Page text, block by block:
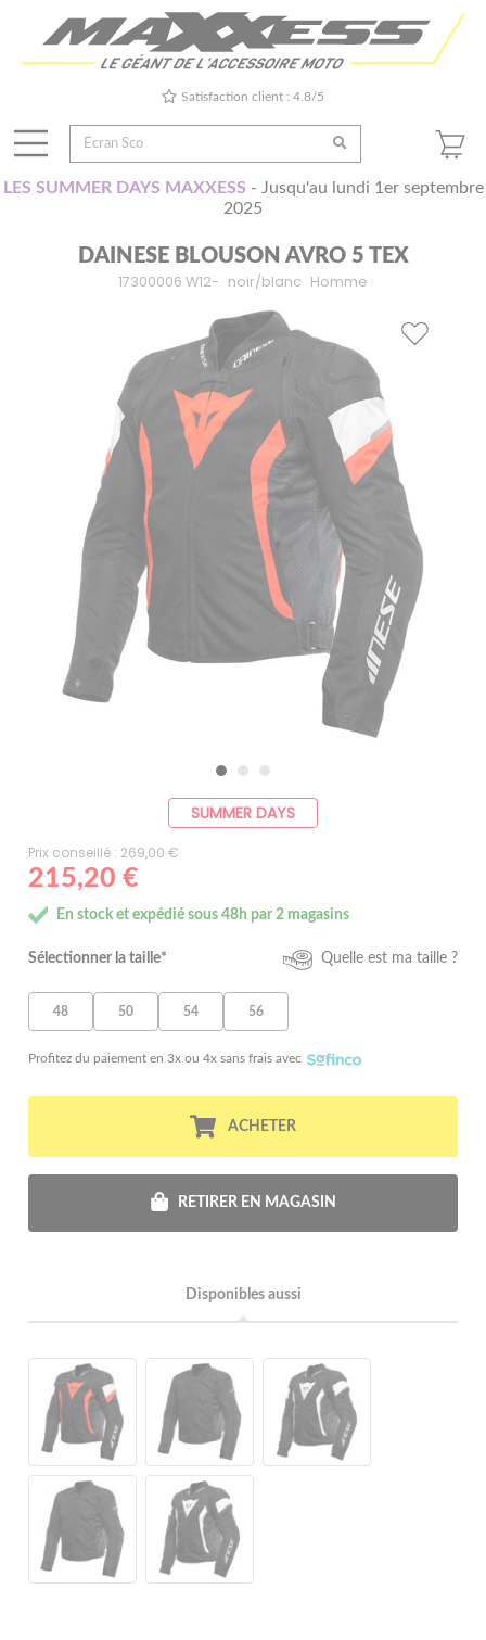
Satisfaction client : 4.8/5
LES SUMMER DAYS MAXXESS - Jusqu'au lundi 1er septembre
2025
DAINESE BLOUSON AVRO 5 TEX
17300006 W12- noir/blanc Homme
SUMMER DAYS
Prix conseillé : 269,00 €
215,20 €
En stock et expédié sous 48h par 2 magasins
Sélectionner la taille* Quelle est ma taille ?
48 50 54 56
Profitez du paiement en 3x ou 4x sans frais avec
ACHETER
RETIRER EN MAGASIN
Disponibles aussi